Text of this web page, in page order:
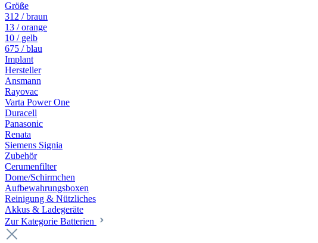
Größe
312 / braun
13 / orange
10 / gelb
675 / blau
Implant
Hersteller
Ansmann
Rayovac
Varta Power One
Duracell
Panasonic
Renata
Siemens Signia
Zubehör
Cerumenfilter
Dome/Schirmchen
Aufbewahrungsboxen
Reinigung & Nützliches
Akkus & Ladegeräte
Zur Kategorie Batterien